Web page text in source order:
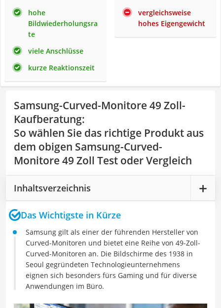
hohe
Bildwiederholungsra
te
viele Anschlüsse
kurze Reaktionszeit
vergleichsweise
hohes Eigengewicht
Samsung-Curved-Monitore 49 Zoll-
Kaufberatung:
So wählen Sie das richtige Produkt aus
dem obigen Samsung-Curved-
Monitore 49 Zoll Test oder Vergleich
Inhaltsverzeichnis
Das Wichtigste in Kürze
Samsung gilt als einer der führenden Hersteller von
Curved-Monitoren und bietet eine Reihe von 49-Zoll-
Curved-Monitoren an. Die Bildschirme des 1938 in
Seoul gegründeten Technologieunternehmens
eignen sich besonders fürs Gaming und für diverse
Anwendungen im Büro.